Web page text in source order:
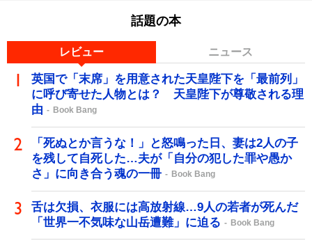
話題の本
レビュー ニュース
英国で「末席」を用意された天皇陛下を「最前列」
に呼び寄せた人物とは？ 天皇陛下が尊敬される理
由
Book Bang
「死ぬとか言うな！」と怒鳴った日、妻は2人の子
を残して自死した…夫が「自分の犯した罪や愚か
さ」に向き合う魂の一冊
Book Bang
舌は欠損、衣服には高放射線…9人の若者が死んだ
「世界一不気味な山岳遭難」に迫る
Book Bang